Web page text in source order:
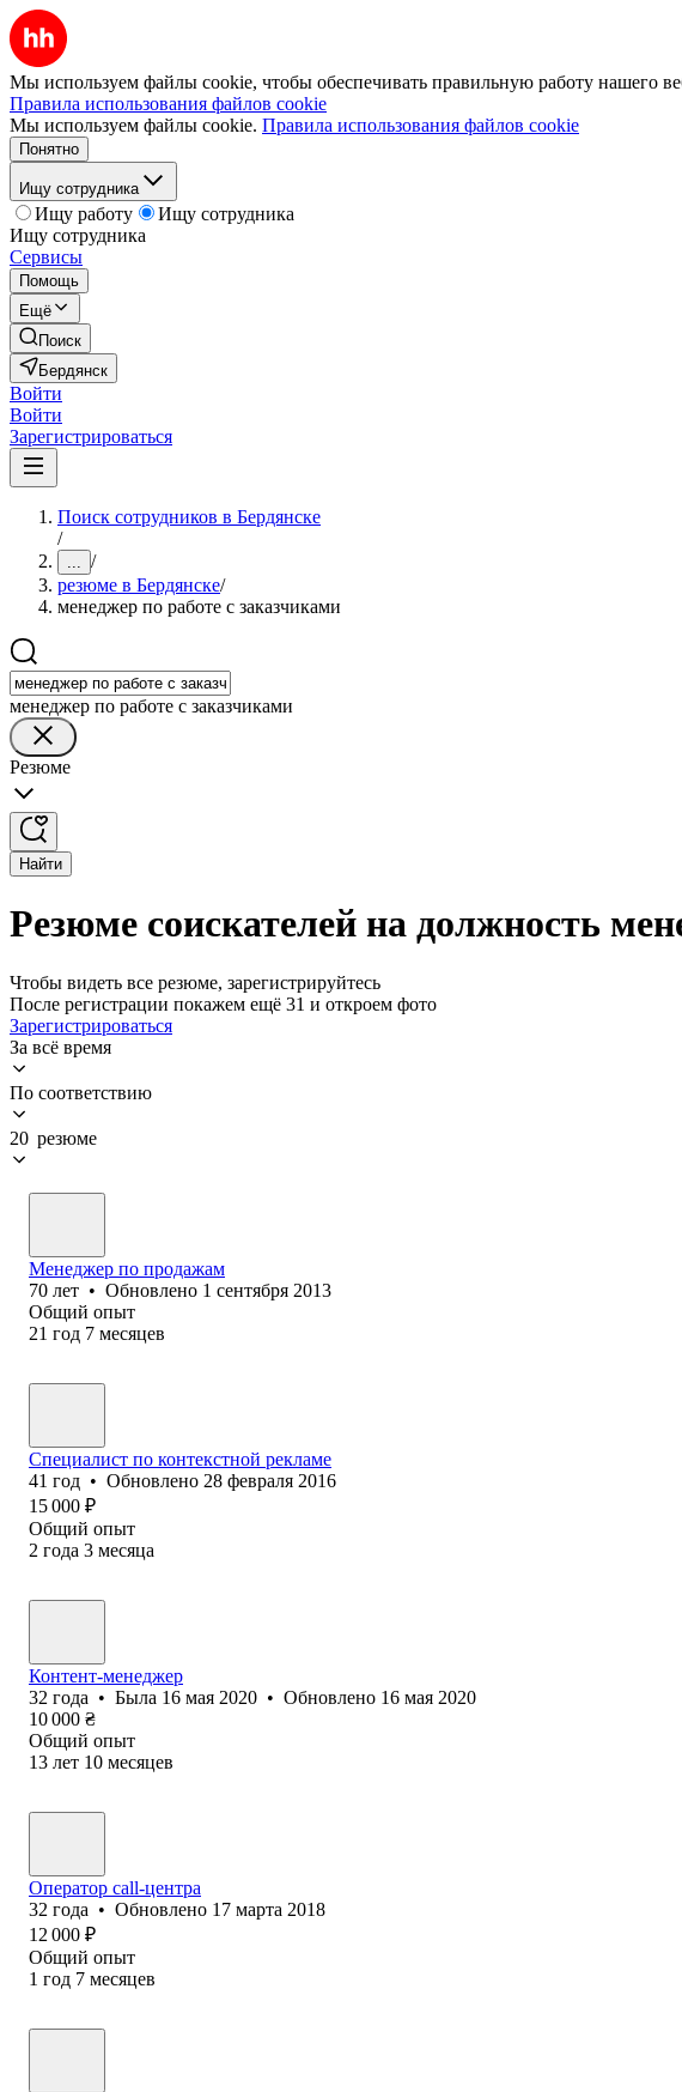
Мы используем файлы cookie, чтобы обеспечивать правильную работу нашего
Правила использования файлов cookie
Мы используем файлы cookie. Правила использования файлов cookie
Понятно
Ищу сотрудника
Ищу работу
Ищу сотрудника
Ищу сотрудника
Сервисы
Помощь
Ещё
Поиск
Бердянск
Войти
Войти
Зарегистрироваться
Поиск сотрудников в Бердянске
/
... /
резюме в Бердянске/
менеджер по работе с заказчиками
менеджер по работе с заказчиками
Резюме
Найти
Резюме соискателей на должность
Чтобы видеть все резюме, зарегистрируйтесь
После регистрации покажем ещё 31 и откроем фото
Зарегистрироваться
За всё время
По соответствию
20 резюме
Менеджер по продажам
70 лет • Обновлено 1 сентября 2013
Общий опыт
21 год 7 месяцев
Специалист по контекстной рекламе
41 год • Обновлено 28 февраля 2016
15 000 ₽
Общий опыт
2 года 3 месяца
Контент-менеджер
32 года • Была 16 мая 2020 • Обновлено 16 мая 2020
10 000 ₴
Общий опыт
13 лет 10 месяцев
Оператор call-центра
32 года • Обновлено 17 марта 2018
12 000 ₽
Общий опыт
1 год 7 месяцев